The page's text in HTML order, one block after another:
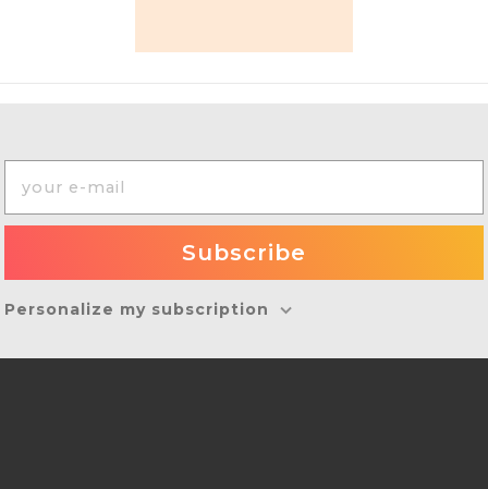
Personalize my subscription